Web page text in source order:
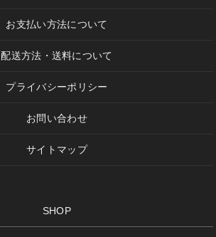
お支払い方法について
配送方法・送料について
プライバシーポリシー
お問い合わせ
サイトマップ
SHOP